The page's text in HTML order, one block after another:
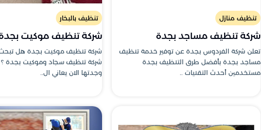
تنظيف منازل
شركة تنظيف مساجد بجدة
تعلن شركة الفردوس بجدة عن توفير خدمة تنظيف
مساجد بجدة بأفضل طرق التنظيف بجدة
مستخدمين أحدث التقنيات ..
تنظيف بالبخار
شركة تنظيف موكيت
شركة تنظيف موكيت بجدة هل
شركة تنظيف سجاد وموكيت بجدة ؟
وجدتها الان يعاني ال..